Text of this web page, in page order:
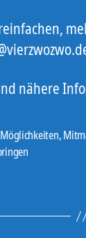
nähere
,